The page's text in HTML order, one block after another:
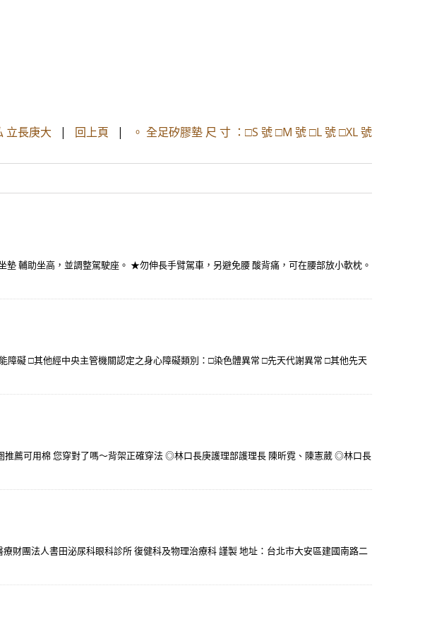
立長庚大 | 回上頁 | 。 全足矽膠墊 尺 寸 ：□S 號 □M 號 □L 號 □XL 號
輔助坐高，並調整駕駛座。 ★勿伸長手臂駕車，另避免腰 酸背痛，可在腰部放小軟枕。
障礙 □其他經中央主管機關認定之身心障礙類別：□染色體異常 □先天代謝異常 □其他先天
薦可用棉 您穿對了嗎～背架正確穿法 ◎林口長庚護理部護理長 陳昕霓、陳憲葳 ◎林口長
財團法人書田泌尿科眼科診所 復健科及物理治療科 謹製 地址：台北市大安區建國南路二